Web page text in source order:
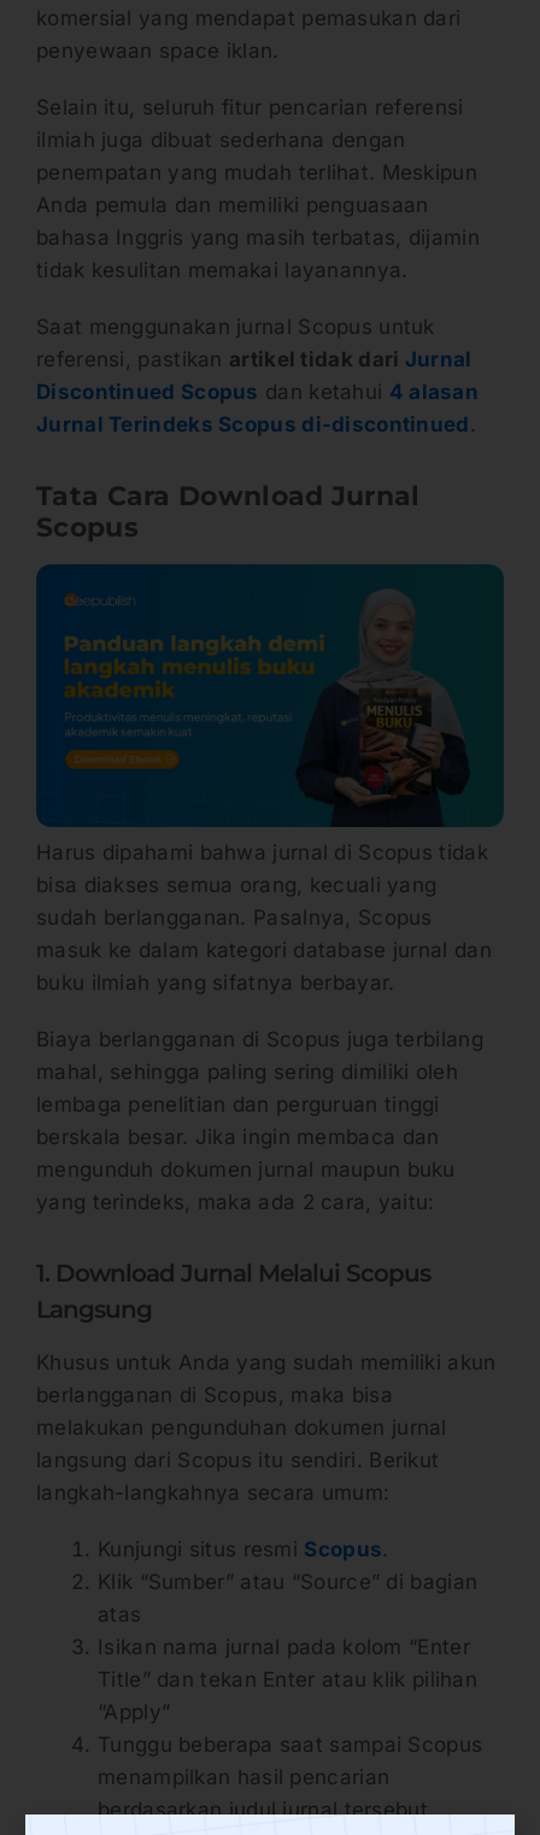
komersial yang mendapat pemasukan dari
penyewaan space iklan.
Selain itu, seluruh fitur pencarian referensi
ilmiah juga dibuat sederhana dengan
penempatan yang mudah terlihat. Meskipun
Anda pemula dan memiliki penguasaan
bahasa Inggris yang masih terbatas, dijamin
tidak kesulitan memakai layanannya.
Saat menggunakan jurnal Scopus untuk
referensi, pastikan artikel tidak dari Jurnal
Discontinued Scopus dan ketahui 4 alasan
Jurnal Terindeks Scopus di-discontinued .
Tata Cara Download Jurnal
Scopus
Harus dipahami bahwa jurnal di Scopus tidak
bisa diakses semua orang, kecuali yang
sudah berlangganan. Pasalnya, Scopus
masuk ke dalam kategori database jurnal dan
buku ilmiah yang sifatnya berbayar.
Biaya berlangganan di Scopus juga terbilang
mahal, sehingga paling sering dimiliki oleh
lembaga penelitian dan perguruan tinggi
berskala besar. Jika ingin membaca dan
mengunduh dokumen jurnal maupun buku
yang terindeks, maka ada 2 cara, yaitu:
1. Download Jurnal Melalui Scopus
Langsung
Khusus untuk Anda yang sudah memiliki akun
berlangganan di Scopus, maka bisa
melakukan pengunduhan dokumen jurnal
langsung dari Scopus itu sendiri. Berikut
langkah-langkahnya secara umum:
Kunjungi situs resmi Scopus.
Klik “Sumber” atau “Source” di bagian
atas
Isikan nama jurnal pada kolom “Enter
Title” dan tekan Enter atau klik pilihan
“Apply”
Tunggu beberapa saat sampai Scopus
menampilkan hasil pencarian
berdasarkan judul jurnal tersebut.